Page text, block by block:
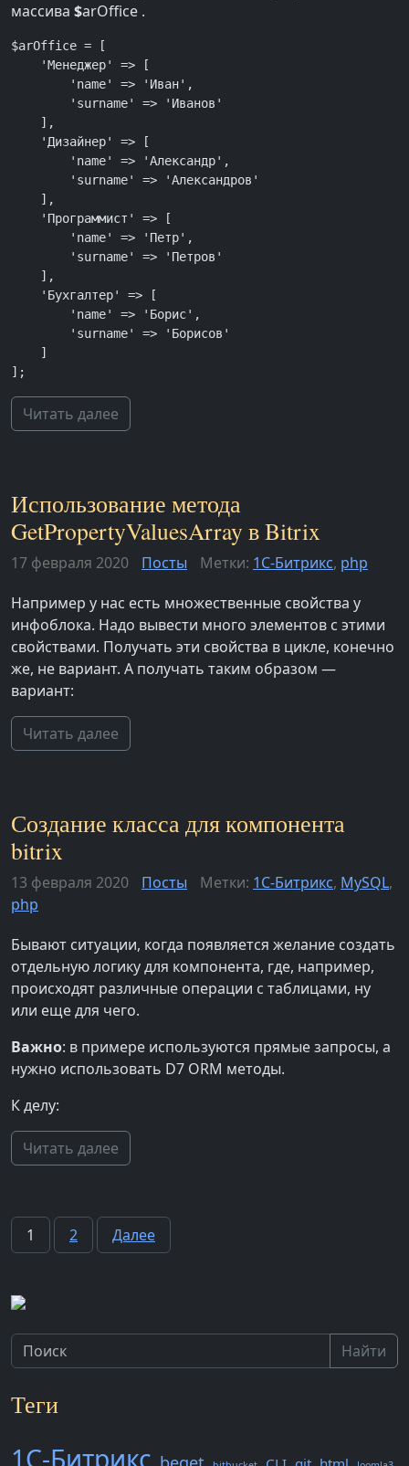
массива $arOffice .
$arOffice = [
];
Читать далее
Использование метода
GetPropertyValuesArray в Bitrix
17 февраля 2020 Посты Метки: 1С-Битрикс, php
Например у нас есть множественные свойства у
инфоблока. Надо вывести много элементов с этими
свойствами. Получать эти свойства в цикле, конечно
же, не вариант. А получать таким образом —
вариант:
Читать далее
Создание класса для компонента
bitrix
13 февраля 2020 Посты Метки: 1С-Битрикс, MySQL,
php
Бывают ситуации, когда появляется желание создать
отдельную логику для компонента, где, например,
происходят различные операции с таблицами, ну
или еще для чего.
Важно: в примере используются прямые запросы, а
нужно использовать D7 ORM методы.
К делу:
Читать далее
Пагинация
1 2 Далее
Найти
Теги
1С-Битрикс